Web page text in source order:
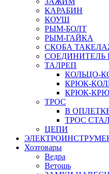
КАРАБИН
КОУШ
РЫМ-БОЛТ
РЫМ-ГАЙКА
СКОБА
СОЕДИНИТЕЛЬ
ТАЛРЕП
КОЛЬЦО-
КРЮК-
КРЮК-
ТРОС
В
ТРОС
ЦЕПИ
Хозтовары
Ведра
Ветошь